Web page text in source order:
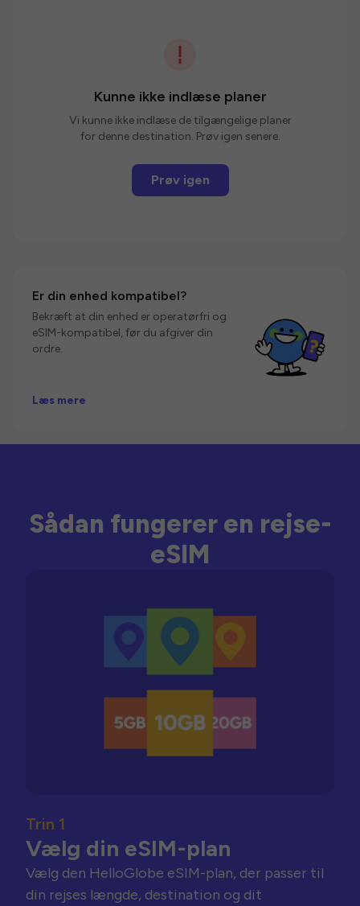
Kunne ikke indlæse planer
Vi kunne ikke indlæse de tilgængelige planer
for denne destination. Prøv igen senere.
Prøv igen
Er din enhed kompatibel?
Bekræft at din enhed er operatørfri og
eSIM-kompatibel, før du afgiver din
ordre.
Læs mere
Sådan fungerer en rejse-
eSIM
Trin 1
Vælg din eSIM-plan
Vælg den HelloGlobe eSIM-plan, der passer til
din rejses længde, destination og dit